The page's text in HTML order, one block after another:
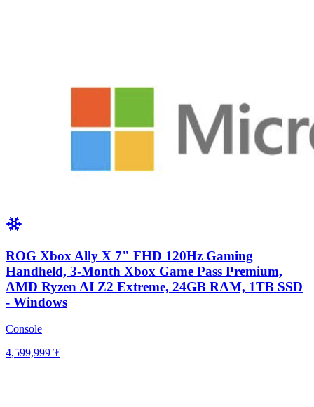
ROG Xbox Ally X 7" FHD 120Hz Gaming
Handheld, 3-Month Xbox Game Pass Premium,
AMD Ryzen AI Z2 Extreme, 24GB RAM, 1TB SSD
- Windows
Console
4,599,999 ₮